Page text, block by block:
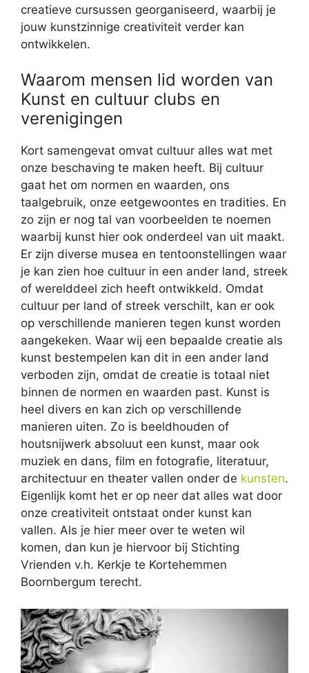
creatieve cursussen georganiseerd, waarbij je
jouw kunstzinnige creativiteit verder kan
ontwikkelen.
Waarom mensen lid worden van
Kunst en cultuur clubs en
verenigingen
Kort samengevat omvat cultuur alles wat met
onze beschaving te maken heeft. Bij cultuur
gaat het om normen en waarden, ons
taalgebruik, onze eetgewoontes en tradities. En
zo zijn er nog tal van voorbeelden te noemen
waarbij kunst hier ook onderdeel van uit maakt.
Er zijn diverse musea en tentoonstellingen waar
je kan zien hoe cultuur in een ander land, streek
of werelddeel zich heeft ontwikkeld. Omdat
cultuur per land of streek verschilt, kan er ook
op verschillende manieren tegen kunst worden
aangekeken. Waar wij een bepaalde creatie als
kunst bestempelen kan dit in een ander land
verboden zijn, omdat de creatie is totaal niet
binnen de normen en waarden past. Kunst is
heel divers en kan zich op verschillende
manieren uiten. Zo is beeldhouden of
houtsnijwerk absoluut een kunst, maar ook
muziek en dans, film en fotografie, literatuur,
architectuur en theater vallen onder de kunsten.
Eigenlijk komt het er op neer dat alles wat door
onze creativiteit ontstaat onder kunst kan
vallen. Als je hier meer over te weten wil
komen, dan kun je hiervoor bij Stichting
Vrienden v.h. Kerkje te Kortehemmen
Boornbergum terecht.